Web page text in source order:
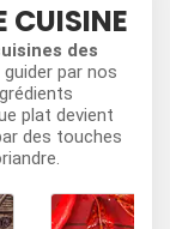
CUISINE
des
par nos
plat devient
des touches